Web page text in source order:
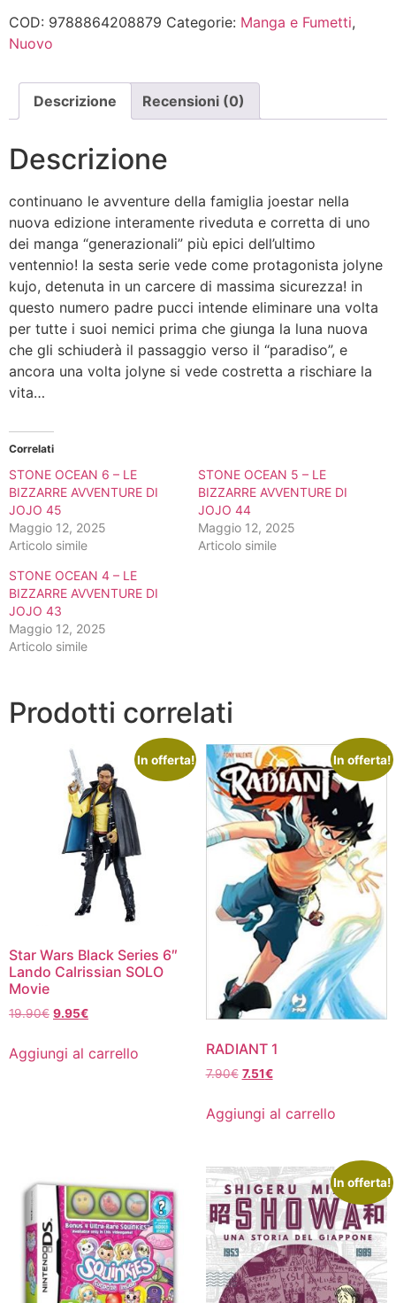
BIZZARRE
AVVENTURE
DI
49
quantità
COD: 9788864208879 Categorie: Manga e Fumetti,
Nuovo
Descrizione Recensioni (0)
Descrizione
continuano le avventure della famiglia joestar nella
nuova edizione interamente riveduta e corretta di uno
dei manga “generazionali” più epici dell’ultimo
ventennio! la sesta serie vede come protagonista jolyne
kujo, detenuta in un carcere di massima sicurezza! in
questo numero padre pucci intende eliminare una volta
per tutte i suoi nemici prima che giunga la luna nuova
che gli schiuderà il passaggio verso il “paradiso”, e
ancora una volta jolyne si vede costretta a rischiare la
vita…
Correlati
STONE OCEAN 6 – LE
BIZZARRE AVVENTURE DI
JOJO 45
Maggio 12, 2025
Articolo simile
STONE OCEAN 5 – LE
BIZZARRE AVVENTURE DI
JOJO 44
Maggio 12, 2025
Articolo simile
STONE OCEAN 4 – LE
BIZZARRE AVVENTURE DI
JOJO 43
Maggio 12, 2025
Articolo simile
Prodotti correlati
In offerta!
Star Wars Black Series 6″
Lando Calrissian SOLO
Movie
19.90€ Il
originale
era:
9.95€Il
attuale
Aggiungi al carrello
In offerta!
RADIANT 1
7.90€ Il
originale
era:
7.51€Il
attuale
Aggiungi al carrello
In offerta!